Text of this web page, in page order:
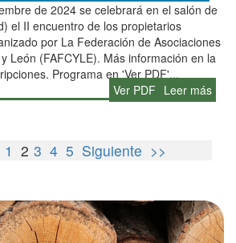
de 2024 se celebrará en el salón de
el II encuentro de los propietarios
por La Federación de Asociaciones
León (FAFCYLE). Más información en la
Programa en 'Ver PDF'...
Ver PDF Leer más
1 2 3 4 5 Siguiente >>